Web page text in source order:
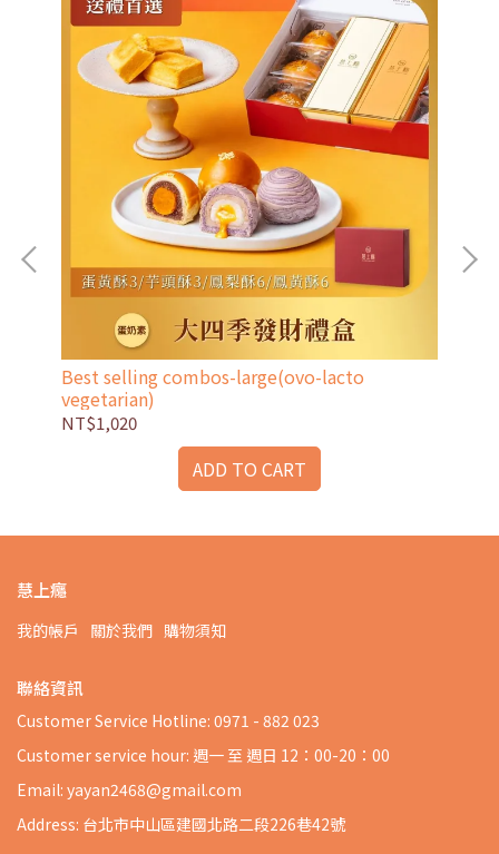
Best selling combos-large(ovo-lacto
vegetarian)
NT$1,020
ADD TO CART
慧上癮
我的帳戶 關於我們 購物須知
聯絡資訊
Customer Service Hotline: 0971 - 882 023
Customer service hour: 週一 至 週日 12：00-20：00
Email: yayan2468@gmail.com
Address: 台北市中山區建國北路二段226巷42號